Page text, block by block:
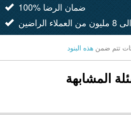
100% ضمان الرضا
الراضين
تتم ضمن هذه البنود
المشابهة